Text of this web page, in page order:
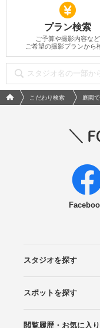
プラン検索
ご予算や撮影内容など
ご希望の撮影プランから
フォトウエディング/結婚写真
こだわり検索 庭園
スタジオを探す
エリアから探す
こだわりから探す
NEW PHOTO
プランから探す
フォトタイプ診断
フォトグラファ
国内リゾートか
スポットを探す
ロケーションか
スタジオから探す
閲覧履歴・お気に入り